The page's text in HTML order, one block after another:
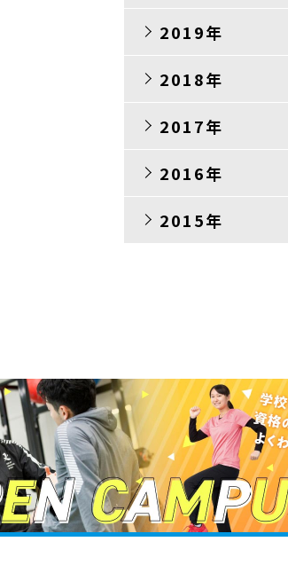
2019年
2018年
2017年
2016年
2015年